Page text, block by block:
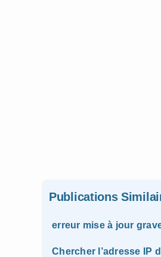
Publications
erreur mise à jour
Chercher l’adresse IP